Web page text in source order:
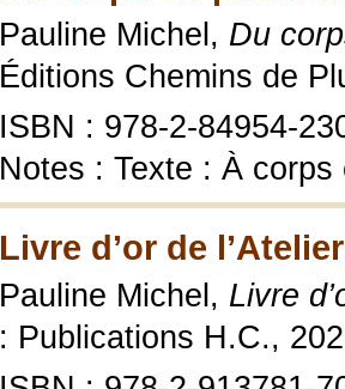
Pauline Michel, Du
Éditions Chemins de
ISBN : 978-2-84954-
Notes : Texte : À corps
Livre d’or de
Pauline Michel, Livre
: Publications H.C.,